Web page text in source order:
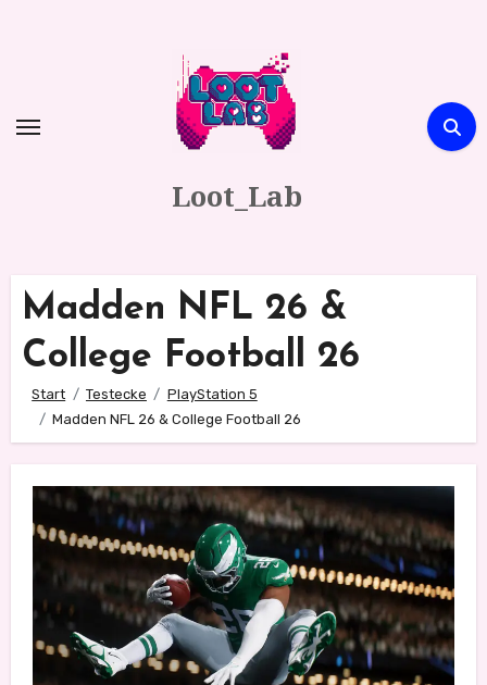
Loot_Lab
Madden NFL 26 &
College Football 26
Start Testecke
PlayStation 5
Madden NFL 26 & College Football 26